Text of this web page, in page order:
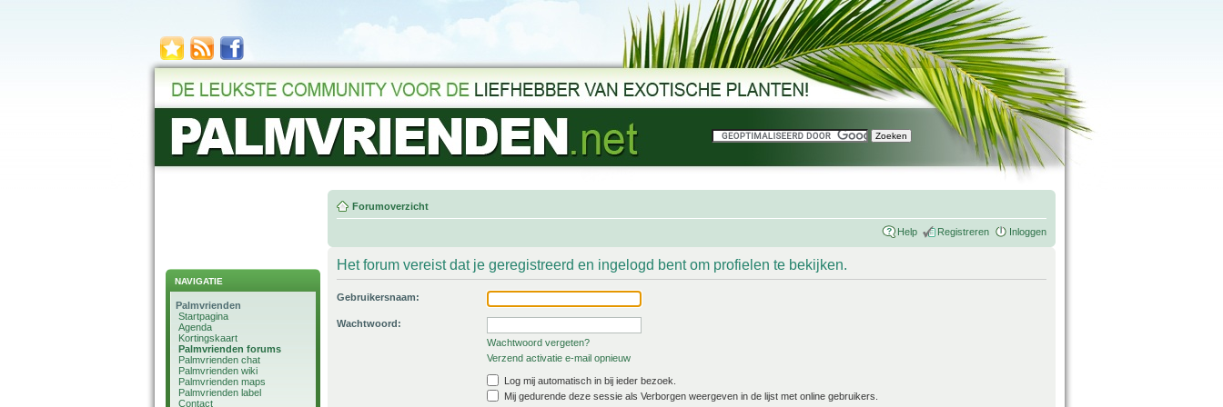
NAVIGATIE
Palmvrienden
Startpagina
Agenda
Kortingskaart
Palmvrienden forums
Palmvrienden chat
Palmvrienden wiki
Palmvrienden maps
Palmvrienden label
Contact
Forumoverzicht
Help Registreren Inloggen
Het forum vereist dat je geregistreerd en ingelogd bent om profielen te bekijken.
Gebruikersnaam:
Wachtwoord:
Wachtwoord vergeten?
Verzend activatie e-mail opnieuw
Log mij automatisch in bij ieder bezoek.
Mij gedurende deze sessie als Verborgen weergeven in de lijst met online gebruikers.